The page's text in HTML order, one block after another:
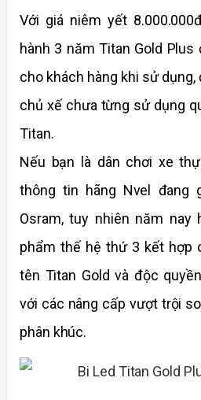
Với giá niêm yết
hành 3 năm Titan Gold
cho khách hàng khi sử
chủ xế chưa từng sử dụng
Titan.
Nếu bạn là dân chơi xe
thông tin hãng Nvel đang
Osram, tuy nhiên năm nay
phẩm thế hệ thứ 3 kết hợp
tên Titan Gold và độc
với các nâng cấp vượt trội
phân khúc.